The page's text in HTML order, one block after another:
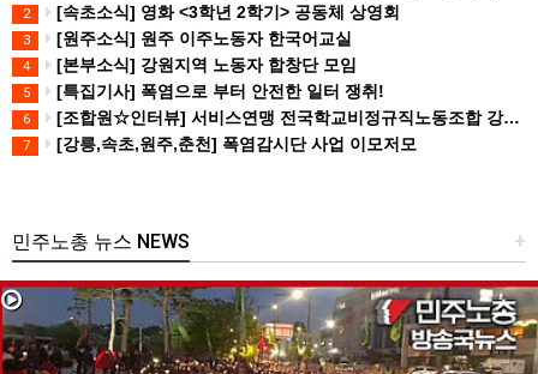
2 [속초소식] 영화 <3학년 2학기> 공동체 상영회
3 [원주소식] 원주 이주노동자 한국어교실
4 [본부소식] 강원지역 노동자 합창단 모임
5 [특집기사] 폭염으로 부터 안전한 일터 쟁취!
6 [조합원☆인터뷰] 서비스연맹 전국학교비정규직노동조합 강원지부 김유미 춘천지회장
7 [강릉,속초,원주,춘천] 폭염감시단 사업 이모저모
+
민주노총 뉴스 NEWS